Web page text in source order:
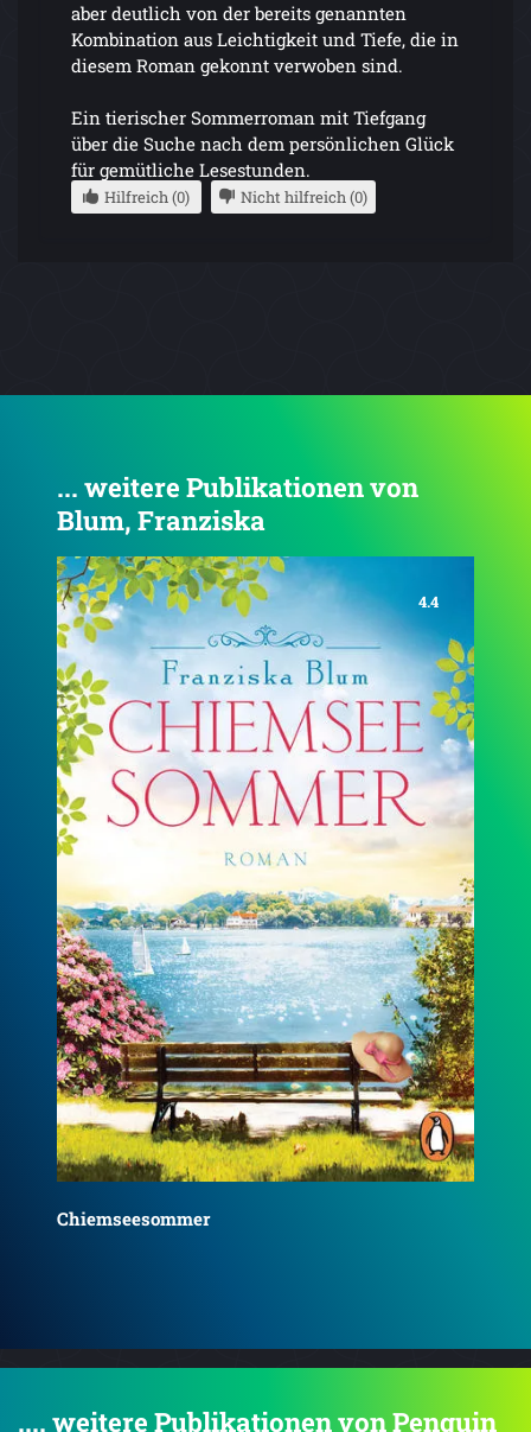
aber deutlich von der bereits genannten
Kombination aus Leichtigkeit und Tiefe, die in
diesem Roman gekonnt verwoben sind.
Ein tierischer Sommerroman mit Tiefgang
über die Suche nach dem persönlichen Glück
für gemütliche Lesestunden.
Hilfreich (0) Nicht hilfreich (0)
... weitere Publikationen von
Blum, Franziska
4.4
Chiemseeträume
.... weitere Publikationen von Penguin